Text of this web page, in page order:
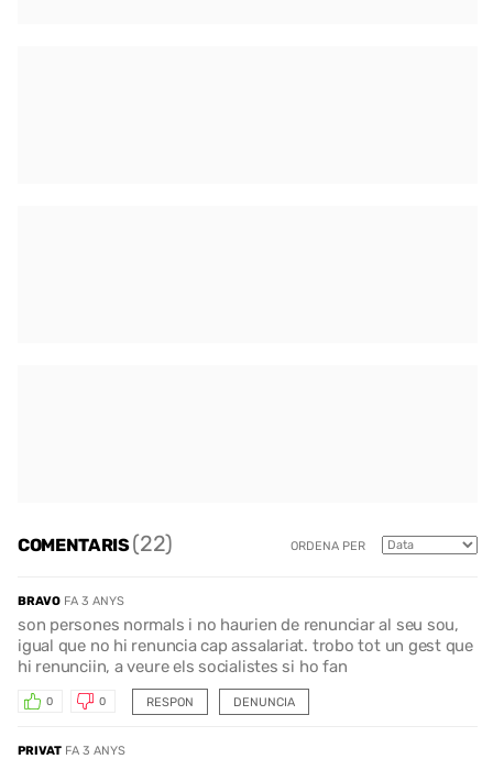
COMENTARIS(22) ORDENA PER
BRAVO FA 3 ANYS
son persones normals i no haurien de renunciar al seu sou,
igual que no hi renuncia cap assalariat. trobo tot un gest que
hi renunciin, a veure els socialistes si ho fan
RESPON
0 0 DENUNCIA
PRIVAT FA 3 ANYS